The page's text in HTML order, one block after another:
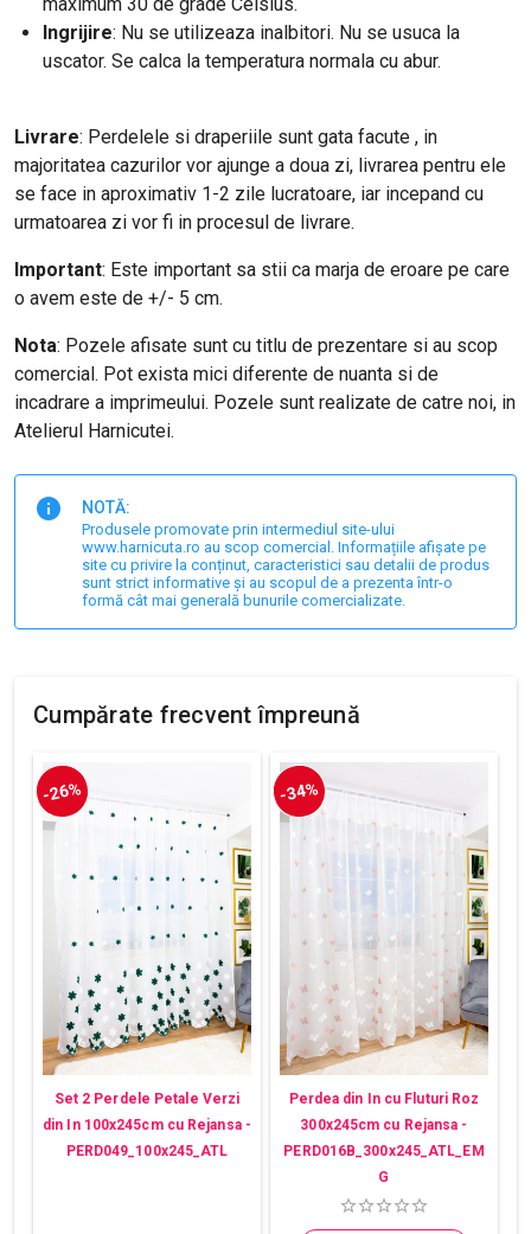
Ingrijire: Nu se utilizeaza inalbitori. Nu se usuca la
uscator. Se calca la temperatura normala cu abur.
Livrare: Perdelele si draperiile sunt gata facute , in
majoritatea cazurilor vor ajunge a doua zi, livrarea pentru ele
se face in aproximativ 1-2 zile lucratoare, iar incepand cu
urmatoarea zi vor fi in procesul de livrare.
Important: Este important sa stii ca marja de eroare pe care
o avem este de +/- 5 cm.
Nota: Pozele afisate sunt cu titlu de prezentare si au scop
comercial. Pot exista mici diferente de nuanta si de
incadrare a imprimeului. Pozele sunt realizate de catre noi, in
Atelierul Harnicutei.
NOTĂ:
Produsele promovate prin intermediul site-ului
www.harnicuta.ro au scop comercial. Informațiile afișate pe
site cu privire la conținut, caracteristici sau detalii de produs
sunt strict informative și au scopul de a prezenta într-o
formă cât mai generală bunurile comercializate.
Cumpărate frecvent împreună
-26%
Set 2 Perdele Petale Verzi
din In 100x245cm cu Rejansa -
PERD049_100x245_ATL
-34%
Perdea din In cu Fluturi Roz
300x245cm cu Rejansa -
PERD016B_300x245_ATL_EM
G